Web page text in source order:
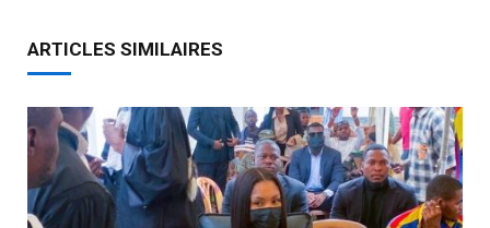
ARTICLES SIMILAIRES